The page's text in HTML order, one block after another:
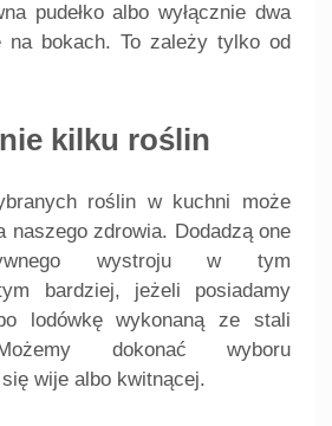
pudełko albo wyłącznie dwa
na bokach. To zależy tylko od
kilku roślin
roślin w kuchni może
naszego zdrowia. Dodadzą one
wystroju w tym
bardziej, jeżeli posiadamy
lodówkę wykonaną ze stali
dokonać wyboru
wije albo kwitnącej.